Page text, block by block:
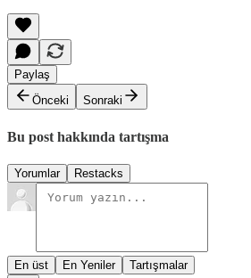
Paylaş
Önceki
Sonraki
Bu post hakkında tartışma
Yorumlar Restacks
En üst En Yeniler Tartışmalar